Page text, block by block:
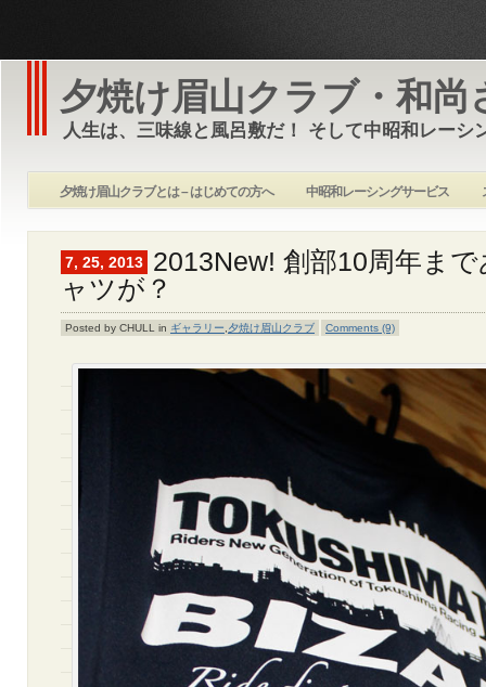
夕焼け眉山クラブ・和尚
人生は、三味線と風呂敷だ！ そして中昭和レーシ
夕焼け眉山クラブとは – はじめての方へ 中昭和レーシングサービス
7, 25, 2013
2013New! 創部10周年ま
ャツが？
Posted by CHULL in ギャラリー,夕焼け眉山クラブ Comments (9)